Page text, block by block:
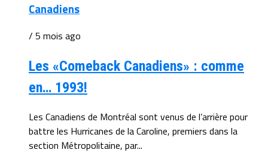
Canadiens
/ 5 mois ago
Les «Comeback Canadiens» : comme
en… 1993!
Les Canadiens de Montréal sont venus de l’arrière pour
battre les Hurricanes de la Caroline, premiers dans la
section Métropolitaine, par...